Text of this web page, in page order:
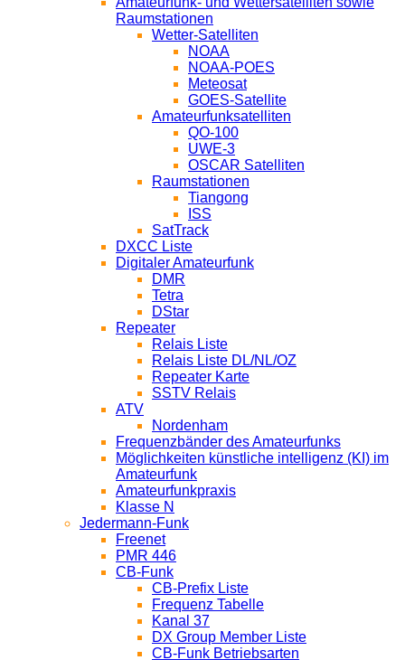
Raumstationen
Wetter-Satelliten
NOAA
NOAA-POES
Meteosat
GOES-Satellite
Amateurfunksatelliten
QO-100
UWE-3
OSCAR Satelliten
Raumstationen
Tiangong
ISS
SatTrack
DXCC Liste
Digitaler Amateurfunk
DMR
Tetra
DStar
Repeater
Relais Liste
Relais Liste DL/NL/OZ
Repeater Karte
SSTV Relais
ATV
Nordenham
Frequenzbänder des Amateurfunks
Möglichkeiten künstliche intelligenz (KI) im
Amateurfunk
Amateurfunkpraxis
Klasse N
Jedermann-Funk
Freenet
PMR 446
CB-Funk
CB-Prefix Liste
Frequenz Tabelle
Kanal 37
DX Group Member Liste
CB-Funk Betriebsarten